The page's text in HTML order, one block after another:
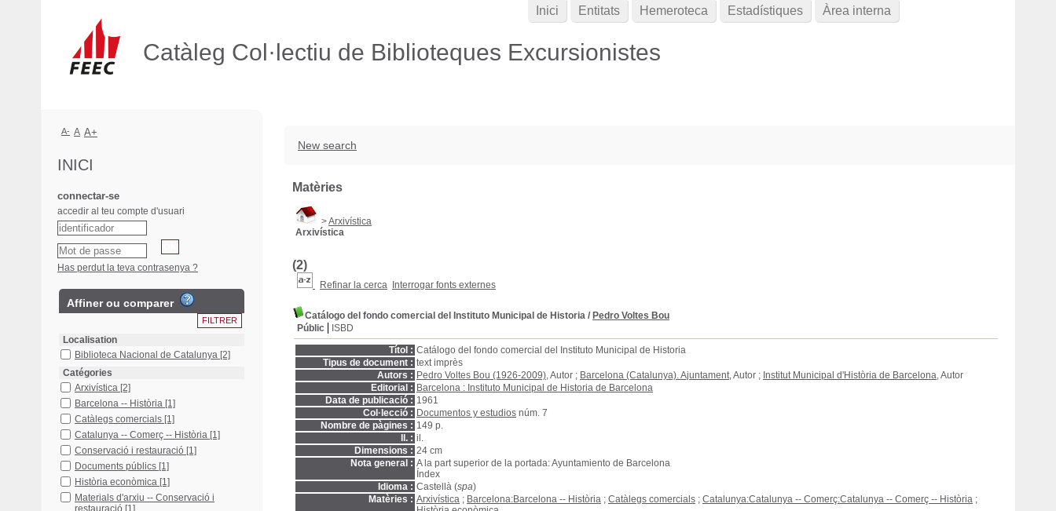
Catàleg Col·lectiu de Biblioteques Excursionistes
New search
Matèries
>Arxivística
Arxivística
(2)
Refinar la cerca Interrogar fonts externes
Catálogo del fondo comercial del Instituto Municipal de Historia / Pedro Voltes Bou
Públic
ISBD
Títol : Catálogo del fondo comercial del Instituto Municipal de Historia
Tipus de document : text imprès
Autors : Pedro Voltes Bou (1926-2009), Autor ; Barcelona (Catalunya). Ajuntament, Autor ; Institut Municipal d'Història de Barcelona, Autor
Editorial : Barcelona : Instituto Municipal de Historia de Barcelona
Data de publicació : 1961
Col·lecció : Documentos y estudios núm. 7
Nombre de pàgines : 149 p.
ll. : il.
Dimensions : 24 cm
Nota general : A la part superior de la portada: Ayuntamiento de Barcelona
Índex
Idioma : Castellà (spa)
Matèries : Arxivística ; Barcelona:Barcelona -- Història ; Catàlegs comercials ; Catalunya:Catalunya -- Comerç:Catalunya -- Comerç -- Història ;
Inici Entitats Hemeroteca Estadístiques Àrea interna
A- A A+
INICI
connectar-se
accedir al teu compte d'usuari
Has perdut la teva contrasenya ?
Affiner ou comparer
Localisation
Biblioteca Nacional de Catalunya [2]
Catégories
Arxivística [2]
Barcelona -- Història [1]
Catàlegs comercials [1]
Catalunya -- Comerç -- Història [1]
Conservació i restauració [1]
Documents públics [1]
Història econòmica [1]
Materials d'arxiu -- Conservació i
restauració [1]